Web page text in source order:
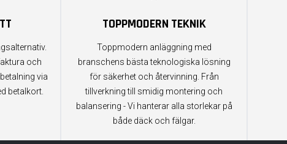
och
via
betalkort.
TOPPMODERN TEKNIK
Toppmodern anläggning med
branschens bästa teknologiska lösning
för säkerhet och återvinning. Från
tillverkning till smidig montering och
balansering - Vi hanterar alla storlekar på
både däck och fälgar.